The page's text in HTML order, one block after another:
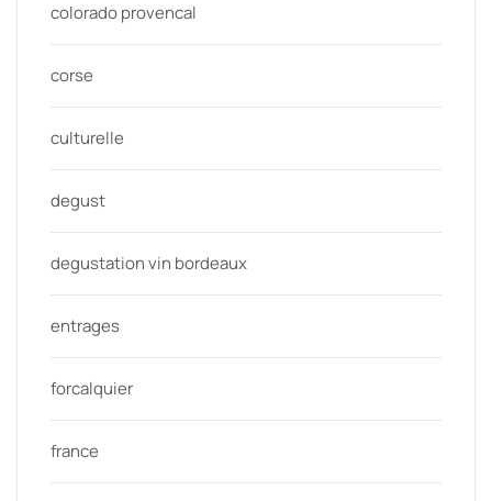
colorado provencal
corse
culturelle
degust
degustation vin bordeaux
entrages
forcalquier
france